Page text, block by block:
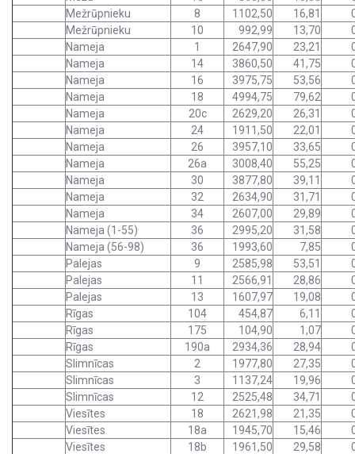
Mežrūpnieku
8 1102,50 16,81
Mežrūpnieku
10 992,99 13,70
Nameja
1 2647,90 23,21
Nameja
14 3860,50 41,75
Nameja
16 3975,75 53,56
Nameja
18 4994,75 79,62
Nameja
20c 2629,20 26,31
Nameja
24 1911,50 22,01
Nameja
26 3957,10 33,65
Nameja
26a 3008,40 55,25
Nameja
30 3877,80 39,11
Nameja
32 2634,90 31,71
Nameja
34 2607,00 29,89
Nameja (1-55)
36 2995,20 31,58
Nameja (56-98)
36 1993,60 7,85
Palejas
9 2585,98 53,51
Palejas
11 2566,91 28,86
Palejas
13 1607,97 19,08
Rīgas
104 454,87 6,11
Rīgas
175 104,90 1,07
Rīgas
190a 2934,36 28,94
Slimnīcas
2 1977,80 27,35
Slimnīcas
3 1137,24 19,96
Slimnīcas
12 2525,48 34,71
Viesītes
18 2621,98 21,35
Viesītes
18a 1945,70 15,46
Viesītes
18b 1961,50 29,58